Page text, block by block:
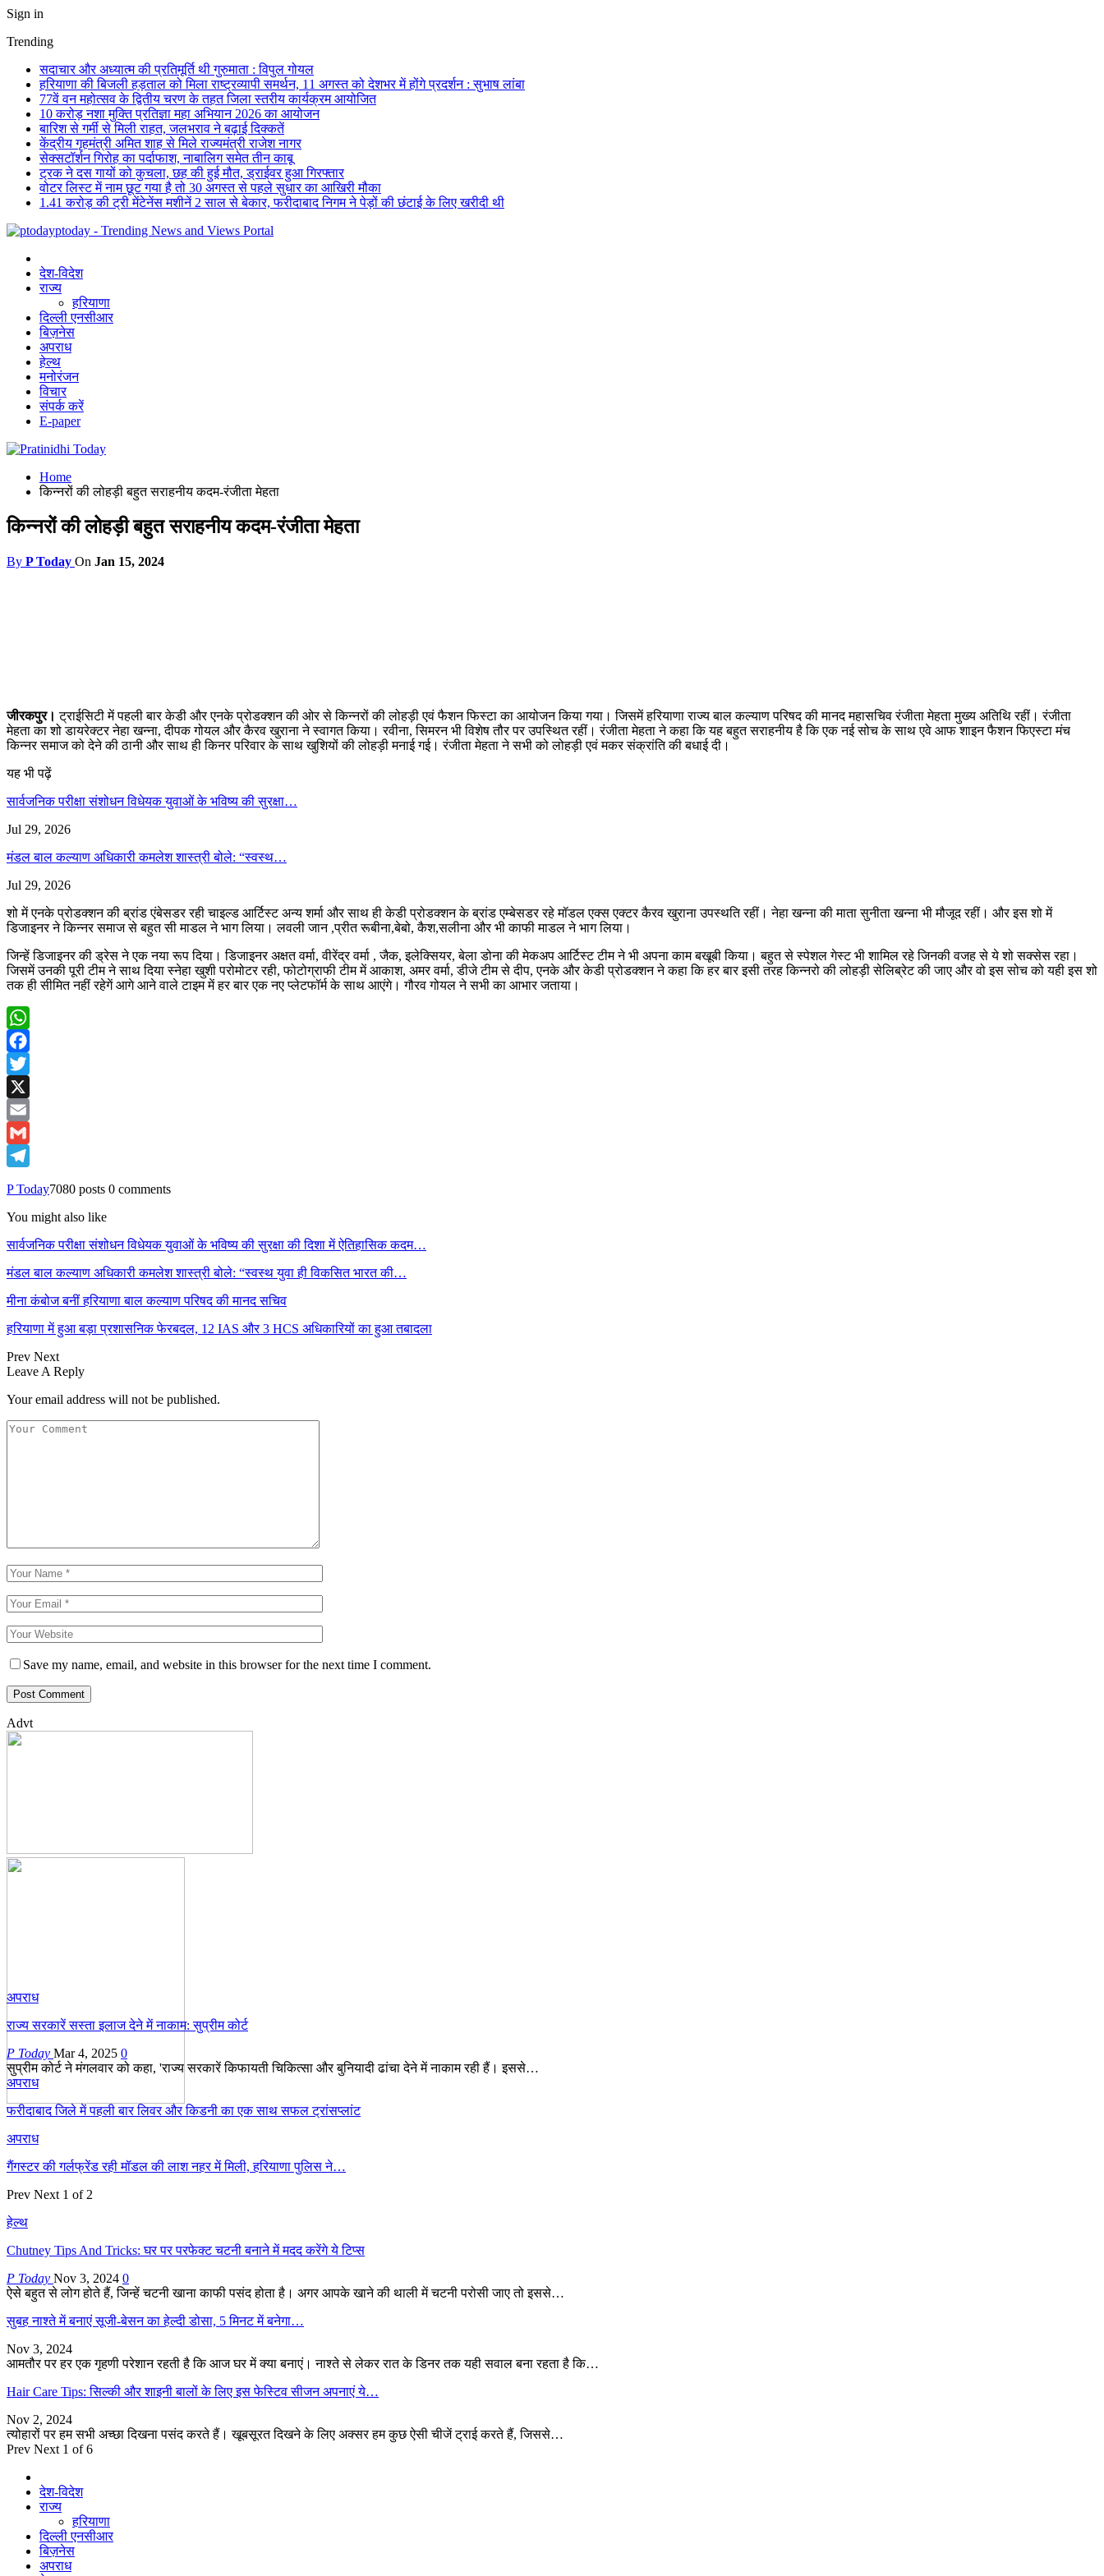
Sign in
Trending
सदाचार और अध्यात्म की प्रतिमूर्ति थी गुरुमाता : विपुल गोयल
हरियाणा की बिजली हड़ताल को मिला राष्ट्रव्यापी समर्थन, 11 अगस्त को देशभर में होंगे प्रदर्शन : सुभाष लांबा
77वें वन महोत्सव के द्वितीय चरण के तहत जिला स्तरीय कार्यक्रम आयोजित
10 करोड़ नशा मुक्ति प्रतिज्ञा महा अभियान 2026 का आयोजन
बारिश से गर्मी से मिली राहत, जलभराव ने बढ़ाई दिक्कतें
केंद्रीय गृहमंत्री अमित शाह से मिले राज्यमंत्री राजेश नागर
सेक्सटॉर्शन गिरोह का पर्दाफाश, नाबालिग समेत तीन काबू
ट्रक ने दस गायों को कुचला, छह की हुई मौत, ड्राईवर हुआ गिरफ्तार
वोटर लिस्ट में नाम छूट गया है तो 30 अगस्त से पहले सुधार का आखिरी मौका
1.41 करोड़ की ट्री मेंटेनेंस मशीनें 2 साल से बेकार, फरीदाबाद निगम ने पेड़ों की छंटाई के लिए खरीदी थी
ptoday - Trending News and Views Portal
देश-विदेश
राज्य
हरियाणा
दिल्ली एनसीआर
बिज़नेस
अपराध
हेल्थ
मनोरंजन
विचार
संपर्क करें
E-paper
Home
किन्नरों की लोहड़ी बहुत सराहनीय कदम-रंजीता मेहता
किन्नरों की लोहड़ी बहुत सराहनीय कदम-रंजीता मेहता
By P Today On Jan 15, 2024
जीरकपुर। ट्राईसिटी में पहली बार केडी और एनके प्रोडक्शन की ओर से किन्नरों की लोहड़ी एवं फैशन फिस्टा का आयोजन किया गया। जिसमें हरियाणा राज्य बाल कल्याण परिषद की मानद महासचिव रंजीता मेहता मुख्य अतिथि रहीं। रंजीता
मेहता का शो डायरेक्टर नेहा खन्ना, दीपक गोयल और कैरव खुराना ने स्वागत किया। रवीना, सिमरन भी विशेष तौर पर उपस्थित रहीं। रंजीता मेहता ने कहा कि यह बहुत सराहनीय है कि एक नई सोच के साथ एवे आफ शाइन फैशन फिएस्टा मंच
किन्नर समाज को देने की ठानी और साथ ही किनर परिवार के साथ खुशियों की लोहड़ी मनाई गई। रंजीता मेहता ने सभी को लोहड़ी एवं मकर संक्रांति की बधाई दी।
यह भी पढ़ें
सार्वजनिक परीक्षा संशोधन विधेयक युवाओं के भविष्य की सुरक्षा…
Jul 29, 2026
मंडल बाल कल्याण अधिकारी कमलेश शास्त्री बोले: “स्वस्थ…
Jul 29, 2026
शो में एनके प्रोडक्शन की ब्रांड एंबेसडर रही चाइल्ड आर्टिस्ट अन्य शर्मा और साथ ही केडी प्रोडक्शन के ब्रांड एम्बेसडर रहे मॉडल एक्स एक्टर कैरव खुराना उपस्थति रहीं। नेहा खन्ना की माता सुनीता खन्ना भी मौजूद रहीं। और इस शो में
डिजाइनर ने किन्नर समाज से बहुत सी माडल ने भाग लिया। लवली जान ,प्रीत रूबीना,बेबो, कैश,सलीना और भी काफी माडल ने भाग लिया।
जिन्हें डिजाइनर की ड्रेस ने एक नया रूप दिया। डिजाइनर अक्षत वर्मा, वीरेंद्र वर्मा , जैक, इलेक्सियर, बेला डोना की मेकअप आर्टिस्ट टीम ने भी अपना काम बखूबी किया। बहुत से स्पेशल गेस्ट भी शामिल रहे जिनकी वजह से ये शो सक्सेस रहा।
जिसमें उनकी पूरी टीम ने साथ दिया स्नेहा खुशी परोमोटर रही, फोटोग्राफी टीम में आकाश, अमर वर्मा, डीजे टीम से दीप, एनके और केडी प्रोडक्शन ने कहा कि हर बार इसी तरह किन्नरो की लोहड़ी सेलिब्रेट की जाए और वो इस सोच को यही इस शो
तक ही सीमित नहीं रहेगें आगे आने वाले टाइम में हर बार एक नए प्लेटफॉर्म के साथ आएंगे। गौरव गोयल ने सभी का आभार जताया।
WhatsApp
Facebook
Twitter
X
Email
Gmail
P Today7080 posts 0 comments
You might also like
सार्वजनिक परीक्षा संशोधन विधेयक युवाओं के भविष्य की सुरक्षा की दिशा में ऐतिहासिक कदम…
मंडल बाल कल्याण अधिकारी कमलेश शास्त्री बोले: “स्वस्थ युवा ही विकसित भारत की…
मीना कंबोज बनीं हरियाणा बाल कल्याण परिषद की मानद सचिव
हरियाणा में हुआ बड़ा प्रशासनिक फेरबदल, 12 IAS और 3 HCS अधिकारियों का हुआ तबादला
Prev Next
Leave A Reply
Your email address will not be published.
Save my name, email, and website in this browser for the next time I comment.
Advt
अपराध
राज्य सरकारें सस्ता इलाज देने में नाकाम: सुप्रीम कोर्ट
P Today Mar 4, 2025 0
सुप्रीम कोर्ट ने मंगलवार को कहा, 'राज्य सरकारें किफायती चिकित्सा और बुनियादी ढांचा देने में नाकाम रही हैं। इससे…
अपराध
फरीदाबाद जिले में पहली बार लिवर और किडनी का एक साथ सफल ट्रांसप्लांट
अपराध
गैंगस्टर की गर्लफ्रेंड रही मॉडल की लाश नहर में मिली, हरियाणा पुलिस ने…
Prev Next 1 of 2
हेल्थ
Chutney Tips And Tricks: घर पर परफेक्ट चटनी बनाने में मदद करेंगे ये टिप्स
P Today Nov 3, 2024 0
ऐसे बहुत से लोग होते हैं, जिन्हें चटनी खाना काफी पसंद होता है। अगर आपके खाने की थाली में चटनी परोसी जाए तो इससे…
सुबह नाश्ते में बनाएं सूजी-बेसन का हेल्दी डोसा, 5 मिनट में बनेगा…
Nov 3, 2024
आमतौर पर हर एक गृहणी परेशान रहती है कि आज घर में क्या बनाएं। नाश्ते से लेकर रात के डिनर तक यही सवाल बना रहता है कि…
Hair Care Tips: सिल्की और शाइनी बालों के लिए इस फेस्टिव सीजन अपनाएं ये…
Nov 2, 2024
त्योहारों पर हम सभी अच्छा दिखना पसंद करते हैं। खूबसूरत दिखने के लिए अक्सर हम कुछ ऐसी चीजें ट्राई करते हैं, जिससे…
Prev Next 1 of 6
देश-विदेश
राज्य
हरियाणा
दिल्ली एनसीआर
बिज़नेस
अपराध